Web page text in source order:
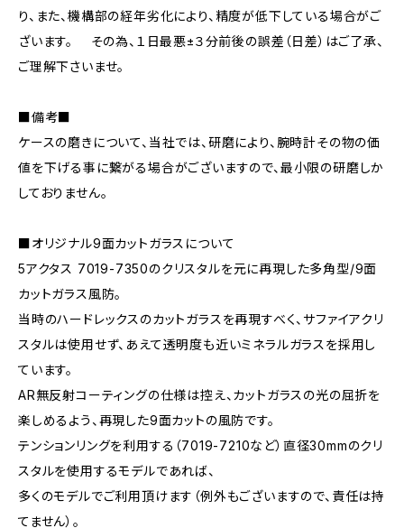
り、また、機構部の経年劣化により、精度が低下している場合がご
ざいます。 その為、１日最悪±３分前後の誤差（日差）はご了承、
ご理解下さいませ。
■備考■
ケースの磨きについて、当社では、研磨により、腕時計その物の価
値を下げる事に繋がる場合がございますので、最小限の研磨しか
しておりません。
■オリジナル9面カットガラスについて
5アクタス 7019-7350のクリスタルを元に再現した多角型/9面
カットガラス風防。
当時のハードレックスのカットガラスを再現すべく、サファイアクリ
スタルは使用せず、あえて透明度も近いミネラルガラスを採用し
ています。
AR無反射コーティングの仕様は控え、カットガラスの光の屈折を
楽しめるよう、再現した9面カットの風防です。
テンションリングを利用する（7019-7210など）直径30mmのクリ
スタルを使用するモデルであれば、
多くのモデルでご利用頂けます（例外もございますので、責任は持
てません）。